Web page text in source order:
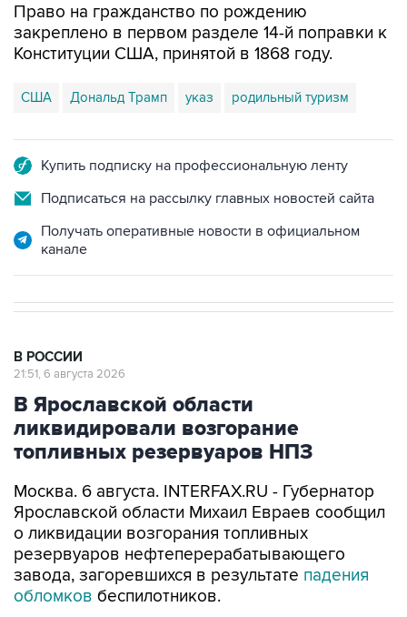
Право на гражданство по рождению
закреплено в первом разделе 14-й поправки к
Конституции США, принятой в 1868 году.
США Дональд Трамп указ родильный туризм
Купить подписку на профессиональную ленту
Подписаться на рассылку главных новостей сайта
Получать оперативные новости в официальном
канале
В РОССИИ
21:51, 6 августа 2026
В Ярославской области
ликвидировали возгорание
топливных резервуаров НПЗ
Москва. 6 августа. INTERFAX.RU - Губернатор
Ярославской области Михаил Евраев сообщил
о ликвидации возгорания топливных
резервуаров нефтеперерабатывающего
завода, загоревшихся в результате падения
обломков беспилотников.